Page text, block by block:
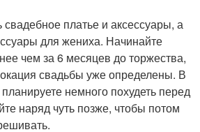
свадебное платье и аксессуары, а
для жениха. Начинайте
чем за 6 месяцев до торжества,
свадьбы уже определены. В
немного похудеть перед
наряд чуть позже, чтобы потом